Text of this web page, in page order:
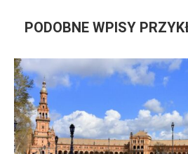
PODOBNE WPISY